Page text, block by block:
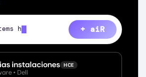
fil + aiR
instalaciones HCE
• Dell